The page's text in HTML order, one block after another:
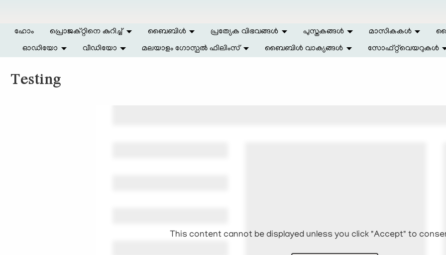
ഹോം പ്രൊജക്റ്റിനെ കുറിച്ച് ബൈബിള്‍ പ്രത്യേക വിഭവങ്ങള്‍ പുസ്തകങ്ങള്‍ മാസികകള്‍
ഓഡിയോ
വീഡിയോ മലയാളം ഗോസ്പൽ ഫിലിംസ് ബൈബിള്‍ വാക്യങ്ങള്‍ സോഫ്റ്റ്‌വെയറുകള്‍
Testing
This content cannot be displayed unless you click "Accept" to